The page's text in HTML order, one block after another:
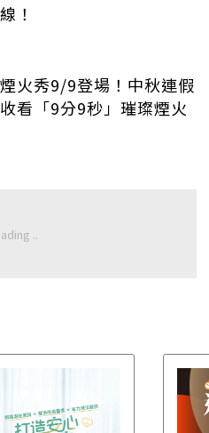
！
火秀9/9登場！中秋連假
看「9分9秒」璀璨煙火